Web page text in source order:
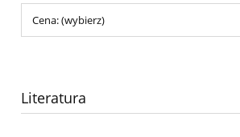
Cena: (wybierz)
Literatura